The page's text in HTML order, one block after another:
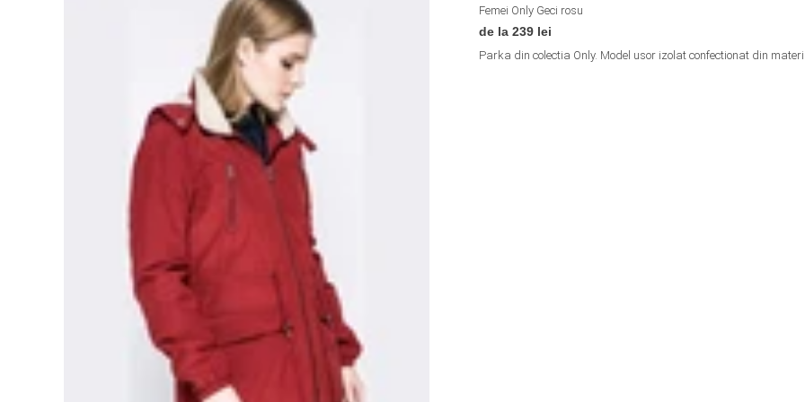
Femei Only Geci rosu
de la 239 lei
Parka din colectia Only. Model usor izolat confectionat din